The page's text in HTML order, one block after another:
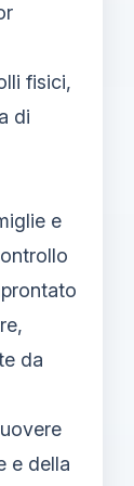
fisici,
di
e
da
e della